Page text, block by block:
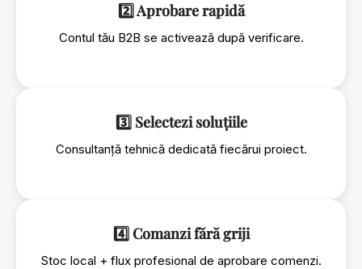
2️⃣ Aprobare rapidă
Contul tău B2B se activează după verificare.
3️⃣ Selectezi soluțiile
Consultanță tehnică dedicată fiecărui proiect.
4️⃣ Comanzi fără griji
Stoc local + flux profesional de aprobare comenzi.